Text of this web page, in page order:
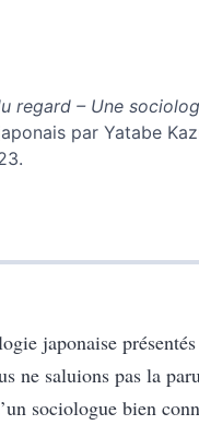
regard – Une
par Yatabe
japonaise
ne saluions pas la
sociologue bien